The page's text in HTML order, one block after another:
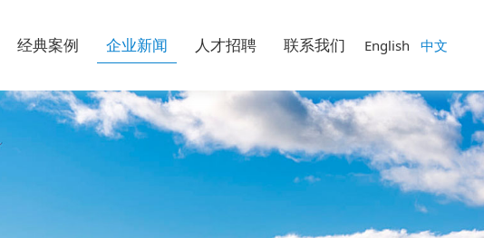
English 中文
经典案例 企业新闻 人才招聘 联系我们